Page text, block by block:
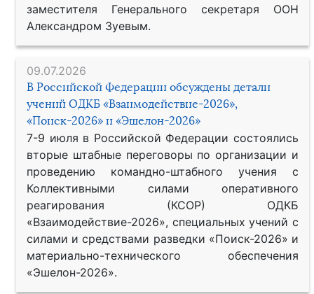
заместителя Генерального секретаря ООН
Александром Зуевым.
09.07.2026
В Российской Федерации обсуждены детали
учений ОДКБ «Взаимодействие-2026»,
«Поиск-2026» и «Эшелон-2026»
7-9 июля в Российской Федерации состоялись
вторые штабные переговоры по организации и
проведению командно-штабного учения с
Коллективными силами оперативного
реагирования (КСОР) ОДКБ
«Взаимодействие-2026», специальных учений с
силами и средствами разведки «Поиск-2026» и
материально-технического обеспечения
«Эшелон-2026».